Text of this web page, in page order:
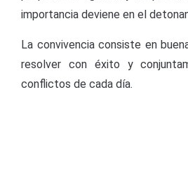
importancia deviene en el
La convivencia consiste en
resolver con éxito y
conflictos de cada día.